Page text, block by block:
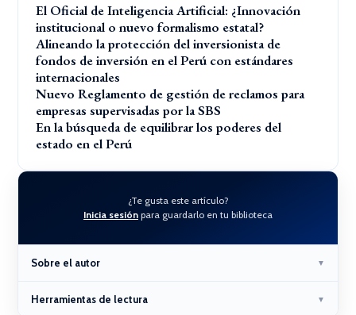
El Oficial de Inteligencia Artificial: ¿Innovación
institucional o nuevo formalismo estatal?
Alineando la protección del inversionista de
fondos de inversión en el Perú con estándares
internacionales
Nuevo Reglamento de gestión de reclamos para
empresas supervisadas por la SBS
En la búsqueda de equilibrar los poderes del
estado en el Perú
¿Te gusta este artículo?
Inicia sesión para guardarlo en tu biblioteca
Sobre el autor ▼
Herramientas de lectura ▼